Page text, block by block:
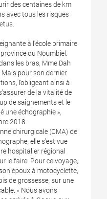
des centaines de km
avec tous les risques
à l’école primaire
du Noumbiel.
les bras, Mme Dah
pour son dernier
l’obligeant ainsi à
de la vitalité de
de saignements et le
une échographie »,
2018.
chirurgicale (CMA) de
elle s’est vue
hospitalier régional
le faire. Pour ce voyage,
époux à motocyclette,
de grossesse, sur une
« Nous avons